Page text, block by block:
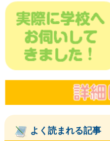
よく読まれる記事